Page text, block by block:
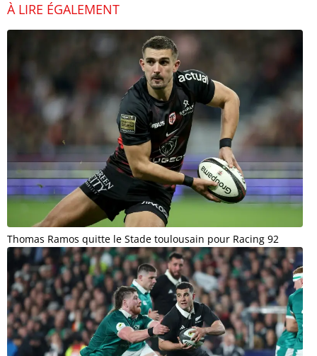
À LIRE ÉGALEMENT
Thomas Ramos quitte le Stade toulousain pour Racing 92